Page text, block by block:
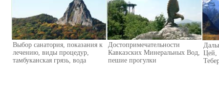
Выбор санатория, показания к
лечению, виды процедур,
тамбуканская грязь, вода
Достопримечательности
Кавказских Минеральных Вод,
пешие прогулки
Цей,